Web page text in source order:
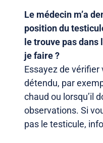
Le médecin m’a
position du
le trouve pas
je faire ?
Essayez de vérifier
détendu, par
chaud ou lorsqu’il
observations. Si
pas le testicule,